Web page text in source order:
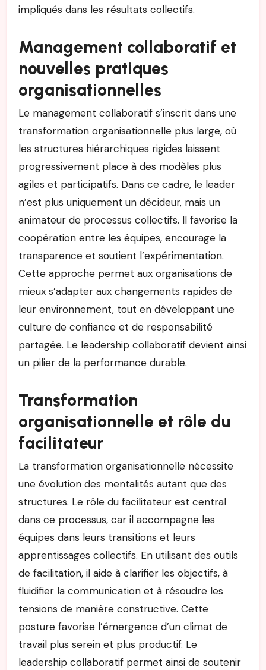
impliqués dans les résultats collectifs.
Management collaboratif et
nouvelles pratiques
organisationnelles
Le management collaboratif s’inscrit dans une
transformation organisationnelle plus large, où
les structures hiérarchiques rigides laissent
progressivement place à des modèles plus
agiles et participatifs. Dans ce cadre, le leader
n’est plus uniquement un décideur, mais un
animateur de processus collectifs. Il favorise la
coopération entre les équipes, encourage la
transparence et soutient l’expérimentation.
Cette approche permet aux organisations de
mieux s’adapter aux changements rapides de
leur environnement, tout en développant une
culture de confiance et de responsabilité
partagée. Le leadership collaboratif devient ainsi
un pilier de la performance durable.
Transformation
organisationnelle et rôle du
facilitateur
La transformation organisationnelle nécessite
une évolution des mentalités autant que des
structures. Le rôle du facilitateur est central
dans ce processus, car il accompagne les
équipes dans leurs transitions et leurs
apprentissages collectifs. En utilisant des outils
de facilitation, il aide à clarifier les objectifs, à
fluidifier la communication et à résoudre les
tensions de manière constructive. Cette
posture favorise l’émergence d’un climat de
travail plus serein et plus productif. Le
leadership collaboratif permet ainsi de soutenir